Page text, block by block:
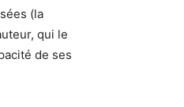
(la
qui le
de ses